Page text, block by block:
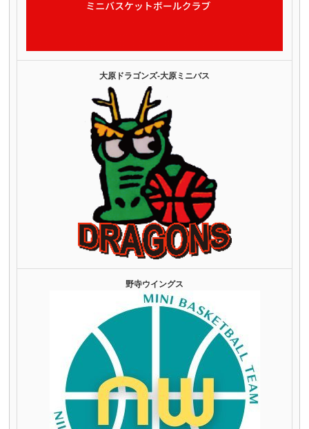
大原ドラゴンズ‐大原ミニバス
野寺ウイングス